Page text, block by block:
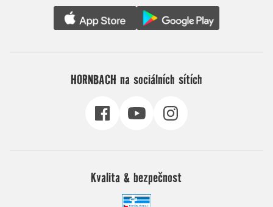
HORNBACH na sociálních sítích
Kvalita & bezpečnost